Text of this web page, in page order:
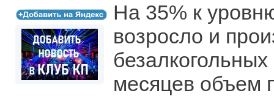
На 35% к
возросло и
месяцев объем